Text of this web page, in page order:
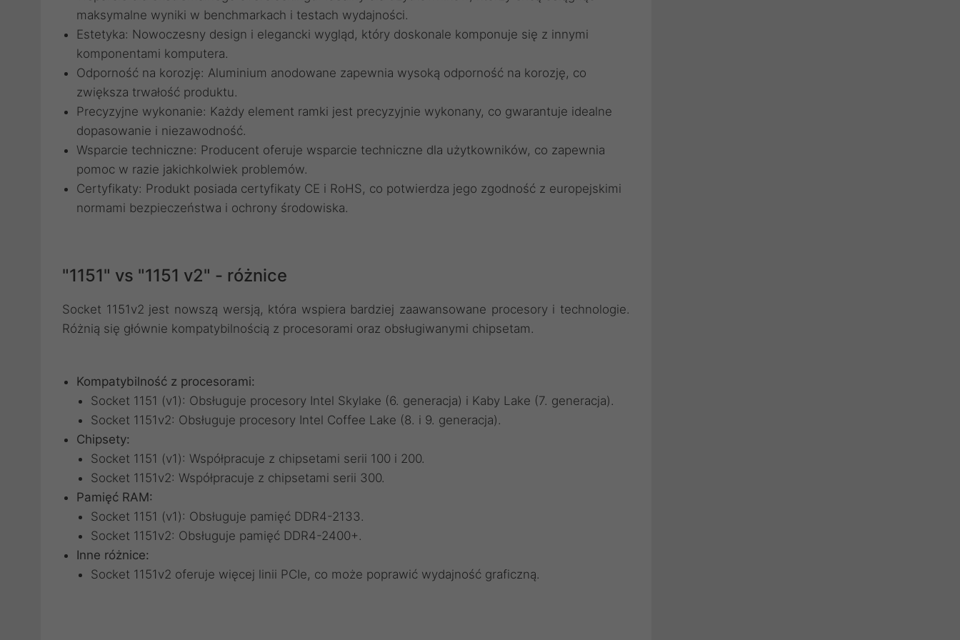
maksymalne wyniki w benchmarkach i testach wydajności.
Estetyka: Nowoczesny design i elegancki wygląd, który doskonale komponuje się z innymi
komponentami komputera.
Odporność na korozję: Aluminium anodowane zapewnia wysoką odporność na korozję, co
zwiększa trwałość produktu.
Precyzyjne wykonanie: Każdy element ramki jest precyzyjnie wykonany, co gwarantuje idealne
dopasowanie i niezawodność.
Wsparcie techniczne: Producent oferuje wsparcie techniczne dla użytkowników, co zapewnia
pomoc w razie jakichkolwiek problemów.
Certyfikaty: Produkt posiada certyfikaty CE i RoHS, co potwierdza jego zgodność z europejskimi
normami bezpieczeństwa i ochrony środowiska.
"1151" vs "1151 v2" - różnice
Socket 1151v2 jest nowszą wersją, która wspiera bardziej zaawansowane procesory i technologie.
Różnią się głównie kompatybilnością z procesorami oraz obsługiwanymi chipsetam.
Kompatybilność z procesorami:
Socket 1151 (v1): Obsługuje procesory Intel Skylake (6. generacja) i Kaby Lake (7. generacja).
Socket 1151v2: Obsługuje procesory Intel Coffee Lake (8. i 9. generacja).
Chipsety:
Socket 1151 (v1): Współpracuje z chipsetami serii 100 i 200.
Socket 1151v2: Współpracuje z chipsetami serii 300.
Pamięć RAM:
Socket 1151 (v1): Obsługuje pamięć DDR4-2133.
Socket 1151v2: Obsługuje pamięć DDR4-2400+.
Inne różnice:
Socket 1151v2 oferuje więcej linii PCIe, co może poprawić wydajność graficzną.